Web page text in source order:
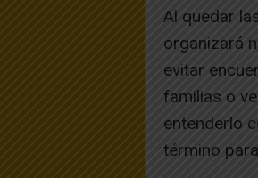
Al quedar
organizará
evitar
familias o
entenderlo
término